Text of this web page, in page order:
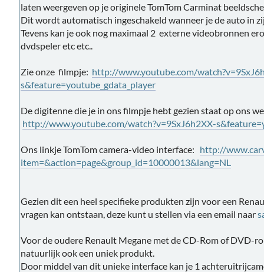
laten weergeven op je originele TomTom Carminat
Dit wordt automatisch ingeschakeld wanneer je de auto in
Tevens kan je ook nog maximaal 2 externe videobronnen
dvdspeler etc etc..
Zie onze filmpje: http://www.youtube.com/
s&feature=youtube_gdata_player
De digitenne die je in ons filmpje hebt gezien staat op ons
http://www.youtube.com/watch?v=9SxJ6h2XX-
Ons linkje TomTom camera-video interface: http://
item=&action=page&group_id=10000013&lang=NL
Gezien dit een heel specifieke produkten zijn voor een
vragen kan ontstaan, deze kunt u stellen via een email naar
Voor de oudere Renault Megane met de CD-Rom of DVD-
natuurlijk ook een uniek produkt.
Door middel van dit unieke interface kan je 1